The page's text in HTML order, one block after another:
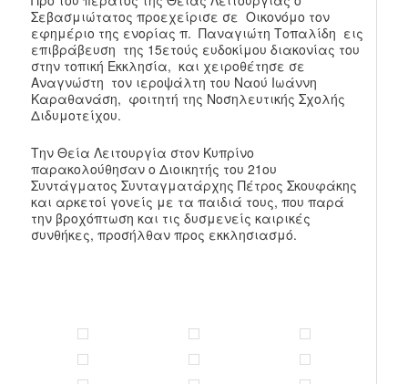
Σεβασμιώτατος προεχείρισε σε Οικονόμο τον
εφημέριο της ενορίας π. Παναγιώτη Τοπαλίδη εις
επιβράβευση της 15ετούς ευδοκίμου διακονίας του
στην τοπική Εκκλησία, και χειροθέτησε σε
Αναγνώστη τον ιεροψάλτη του Ναού Ιωάννη
Καραθανάση, φοιτητή της Νοσηλευτικής Σχολής
Διδυμοτείχου.
Την Θεία Λειτουργία στον Κυπρίνο
παρακολούθησαν ο Διοικητής του 21ου
Συντάγματος Συνταγματάρχης Πέτρος Σκουφάκης
και αρκετοί γονείς με τα παιδιά τους, που παρά
την βροχόπτωση και τις δυσμενείς καιρικές
συνθήκες, προσήλθαν προς εκκλησιασμό.